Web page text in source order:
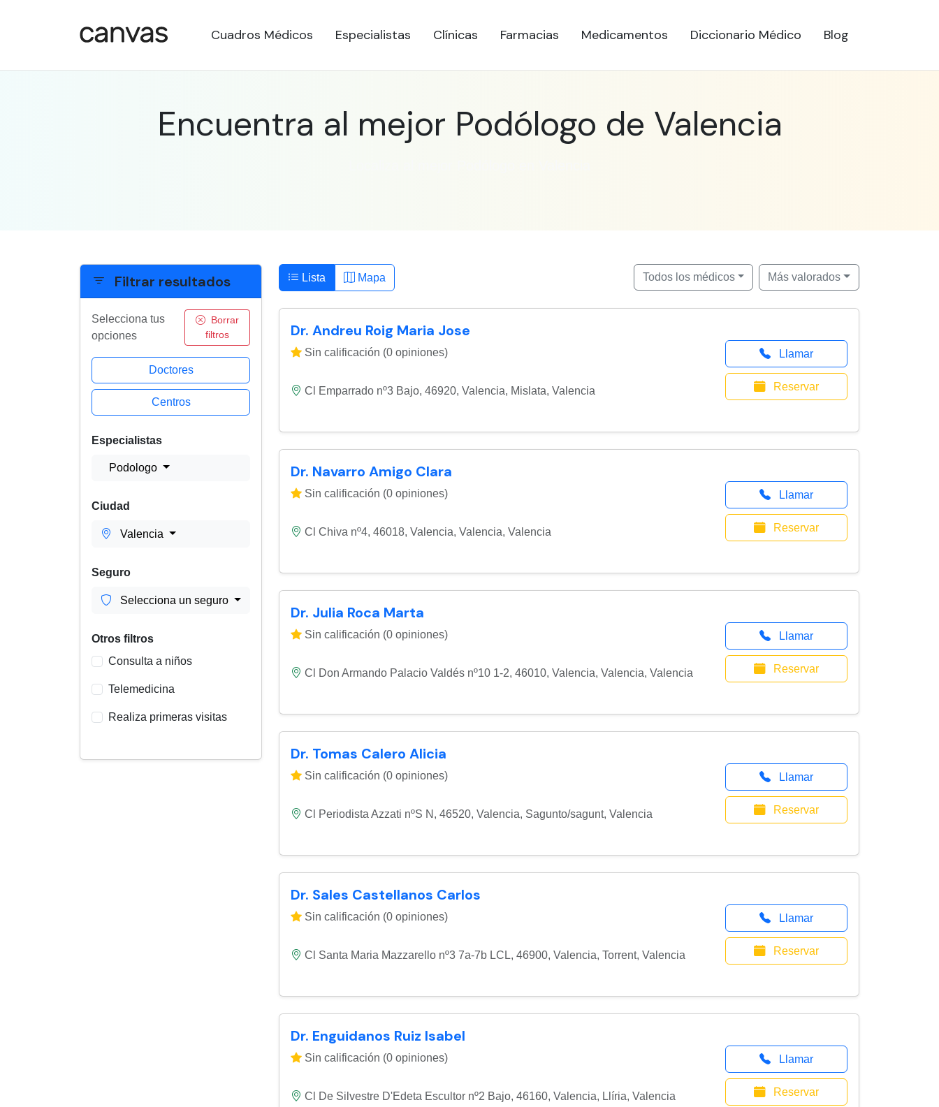
Cuadros Médicos Especialistas Clínicas Farmacias Medicamentos Diccionario Médico Blog
Encuentra al mejor Podólogo de Valencia
Filtrar resultados
Selecciona tus
opciones
Borrar
filtros
Doctores
Centros
Especialistas
Podologo
Ciudad
Valencia
Seguro
Selecciona un seguro
Otros filtros
Consulta a niños
Telemedicina
Realiza primeras visitas
Lista Mapa Todos los médicos Más valorados
Dr. Andreu Roig Maria Jose
Sin calificación (0 opiniones)
Cl Emparrado nº3 Bajo, 46920, Valencia, Mislata, Valencia
Llamar
Reservar
Dr. Navarro Amigo Clara
Sin calificación (0 opiniones)
Cl Chiva nº4, 46018, Valencia, Valencia, Valencia
Llamar
Reservar
Dr. Julia Roca Marta
Sin calificación (0 opiniones)
Cl Don Armando Palacio Valdés nº10 1-2, 46010, Valencia, Valencia, Valencia
Llamar
Reservar
Dr. Tomas Calero Alicia
Sin calificación (0 opiniones)
Cl Periodista Azzati nºS N, 46520, Valencia, Sagunto/sagunt, Valencia
Llamar
Reservar
Dr. Sales Castellanos Carlos
Sin calificación (0 opiniones)
Cl Santa Maria Mazzarello nº3 7a-7b LCL, 46900, Valencia, Torrent, Valencia
Llamar
Reservar
Dr. Enguidanos Ruiz Isabel
Sin calificación (0 opiniones)
Cl De Silvestre D'Edeta Escultor nº2 Bajo, 46160, Valencia, Llíria, Valencia
Llamar
Reservar